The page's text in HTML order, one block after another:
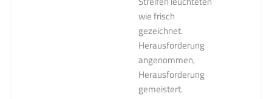
wie frisch
gezeichnet.
Herausforderung
angenommen,
Herausforderung
gemeistert.